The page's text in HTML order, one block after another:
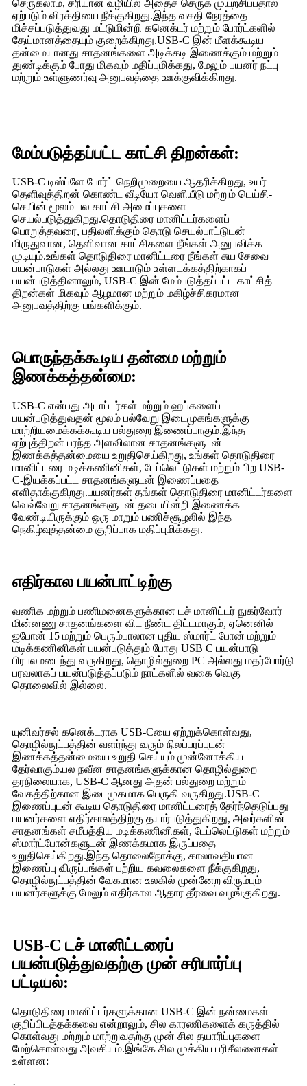
செருகலாம், சரியான வழியில் அதைச் செருக முயற்சிப்பதால்
ஏற்படும் விரக்தியை நீக்குகிறது.இந்த வசதி நேரத்தை
மிச்சப்படுத்துவது மட்டுமின்றி கனெக்டர் மற்றும் போர்ட்களில்
தேய்மானத்தையும் குறைக்கிறது.USB-C இன் மீளக்கூடிய
தன்மையானது சாதனங்களை அடிக்கடி இணைக்கும் மற்றும்
துண்டிக்கும் போது மிகவும் மதிப்புமிக்கது, மேலும் பயனர் நட்பு
மற்றும் உள்ளுணர்வு அனுபவத்தை ஊக்குவிக்கிறது.
மேம்படுத்தப்பட்ட காட்சி திறன்கள்:
USB-C டிஸ்ப்ளே போர்ட் நெறிமுறையை ஆதரிக்கிறது, உயர்
தெளிவுத்திறன் கொண்ட வீடியோ வெளியீடு மற்றும் டெய்சி-
செயின் மூலம் பல காட்சி அமைப்புகளை
செயல்படுத்துகிறது.தொடுதிரை மானிட்டர்களைப்
பொறுத்தவரை, பதிலளிக்கும் தொடு செயல்பாட்டுடன்
மிருதுவான, தெளிவான காட்சிகளை நீங்கள் அனுபவிக்க
முடியும்.உங்கள் தொடுதிரை மானிட்டரை நீங்கள் சுய சேவை
பயன்பாடுகள் அல்லது ஊடாடும் உள்ளடக்கத்திற்காகப்
பயன்படுத்தினாலும், USB-C இன் மேம்படுத்தப்பட்ட காட்சித்
திறன்கள் மிகவும் ஆழமான மற்றும் மகிழ்ச்சிகரமான
அனுபவத்திற்கு பங்களிக்கும்.
பொருந்தக்கூடிய தன்மை மற்றும்
இணக்கத்தன்மை:
USB-C என்பது அடாப்டர்கள் மற்றும் ஹப்களைப்
பயன்படுத்துவதன் மூலம் பல்வேறு இடைமுகங்களுக்கு
மாற்றியமைக்கக்கூடிய பல்துறை இணைப்பாகும்.இந்த
ஏற்புத்திறன் பரந்த அளவிலான சாதனங்களுடன்
இணக்கத்தன்மையை உறுதிசெய்கிறது, உங்கள் தொடுதிரை
மானிட்டரை மடிக்கணினிகள், டேப்லெட்டுகள் மற்றும் பிற USB-
C-இயக்கப்பட்ட சாதனங்களுடன் இணைப்பதை
எளிதாக்குகிறது.பயனர்கள் தங்கள் தொடுதிரை மானிட்டர்களை
வெவ்வேறு சாதனங்களுடன் தடையின்றி இணைக்க
வேண்டியிருக்கும் ஒரு மாறும் பணிச்சூழலில் இந்த
நெகிழ்வுத்தன்மை குறிப்பாக மதிப்புமிக்கது.
எதிர்கால பயன்பாட்டிற்கு
வணிக மற்றும் பணிமனைகளுக்கான டச் மானிட்டர் நுகர்வோர்
மின்னணு சாதனங்களை விட நீண்ட திட்டமாகும், ஏனெனில்
ஐபோன் 15 மற்றும் பெரும்பாலான புதிய ஸ்மார்ட் போன் மற்றும்
மடிக்கணினிகள் பயன்படுத்தும் போது USB C பயன்பாடு
பிரபலமடைந்து வருகிறது, தொழில்துறை PC அல்லது மதர்போர்டு
பரவலாகப் பயன்படுத்தப்படும் நாட்களில் வகை வெகு
தொலைவில் இல்லை.
யுனிவர்சல் கனெக்டராக USB-Cயை ஏற்றுக்கொள்வது,
தொழில்நுட்பத்தின் வளர்ந்து வரும் நிலப்பரப்புடன்
இணக்கத்தன்மையை உறுதி செய்யும் முன்னோக்கிய
தேர்வாகும்.பல நவீன சாதனங்களுக்கான தொழில்துறை
தரநிலையாக, USB-C ஆனது அதன் பல்துறை மற்றும்
வேகத்திற்கான இடைமுகமாக பெருகி வருகிறது.USB-C
இணைப்புடன் கூடிய தொடுதிரை மானிட்டரைத் தேர்ந்தெடுப்பது
பயனர்களை எதிர்காலத்திற்கு தயார்படுத்துகிறது, அவர்களின்
சாதனங்கள் சமீபத்திய மடிக்கணினிகள், டேப்லெட்டுகள் மற்றும்
ஸ்மார்ட்போன்களுடன் இணக்கமாக இருப்பதை
உறுதிசெய்கிறது.இந்த தொலைநோக்கு, காலாவதியான
இணைப்பு விருப்பங்கள் பற்றிய கவலைகளை நீக்குகிறது,
தொழில்நுட்பத்தின் வேகமான உலகில் முன்னேற விரும்பும்
பயனர்களுக்கு மேலும் எதிர்கால ஆதார தீர்வை வழங்குகிறது.
USB-C டச் மானிட்டரைப்
பயன்படுத்துவதற்கு முன் சரிபார்ப்பு
பட்டியல்:
தொடுதிரை மானிட்டர்களுக்கான USB-C இன் நன்மைகள்
குறிப்பிடத்தக்கவை என்றாலும், சில காரணிகளைக் கருத்தில்
கொள்வது மற்றும் மாற்றுவதற்கு முன் சில தயாரிப்புகளை
மேற்கொள்வது அவசியம்.இங்கே சில முக்கிய பரிசீலனைகள்
உள்ளன: